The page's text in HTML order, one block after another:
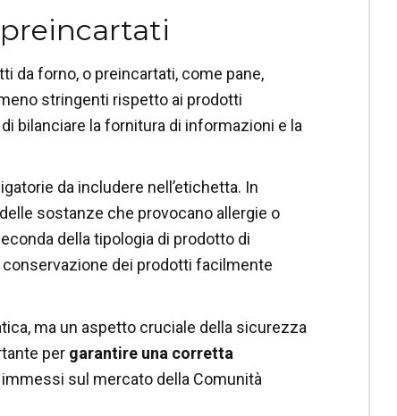
da forno, o preincartati, come pane,
stringenti rispetto ai prodotti
bilanciare la fornitura di informazioni e la
da includere nell’etichetta. In
sostanze che provocano allergie o
della tipologia di prodotto di
dei prodotti facilmente
ma un aspetto cruciale della sicurezza
per garantire una corretta
sul mercato della Comunità